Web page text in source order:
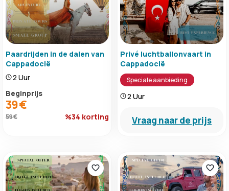
Paardrijden in de dalen van
Cappadocië
2 Uur
Beginprijs
39 €
59 € %34 korting
Privé luchtballonvaart in
Cappadocië
Speciale aanbieding
2 Uur
Vraag naar de prijs